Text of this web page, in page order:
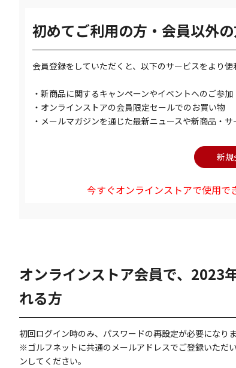
初めてご利用の方・会員以外
会員登録をしていただくと、以下のサービスをより便
・新商品に関するキャンペーンやイベントへのご参加
・オンラインストアの会員限定セールでのお買い物
・メールマガジンを通じた最新ニュースや新商品・
今すぐオンラインストアで使用で
オンラインストア会員で、2023
れる方
初回ログイン時のみ、パスワードの再設定が必要になりま
※ゴルフネットに共通のメールアドレスでご登録いただ
ンしてください。